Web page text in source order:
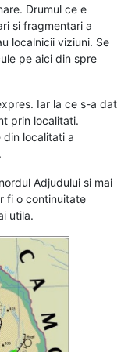
Drumul ce e
si fragmentari a
localnicii viziuni. Se
pe aici din spre
Iar la ce s-a dat
prin localitati.
din localitati a
Adjudului si mai
fi o continuitate
utila.